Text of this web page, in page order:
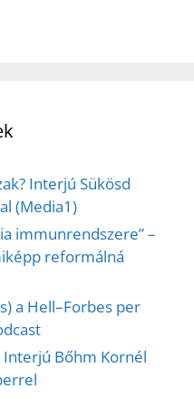
Interjú Sükösd
(Media1)
immunrendszere” –
reformálná
a Hell–Forbes per
Bőhm Kornél